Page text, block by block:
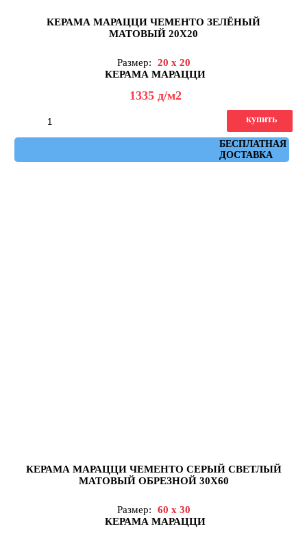
КЕРАМА МАРАЦЦИ ЧЕМЕНТО ЗЕЛЁНЫЙ
МАТОВЫЙ 20X20
Размер:
20 x 20
КЕРАМА МАРАЦЦИ
1335 д/м2
БЕСПЛАТНАЯ
ДОСТАВКА
купить
КЕРАМА МАРАЦЦИ ЧЕМЕНТО СЕРЫЙ СВЕТЛЫЙ
МАТОВЫЙ ОБРЕЗНОЙ 30X60
Размер:
60 x 30
КЕРАМА МАРАЦЦИ